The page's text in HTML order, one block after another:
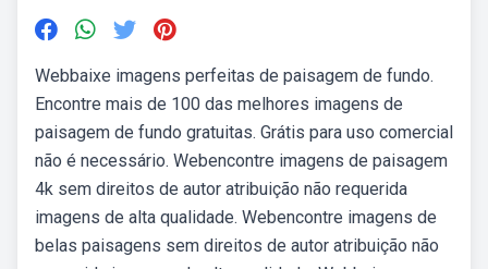
Webbaixe imagens perfeitas de paisagem de fundo.
Encontre mais de 100 das melhores imagens de
paisagem de fundo gratuitas. Grátis para uso comercial
não é necessário. Webencontre imagens de paisagem
4k sem direitos de autor atribuição não requerida
imagens de alta qualidade. Webencontre imagens de
belas paisagens sem direitos de autor atribuição não